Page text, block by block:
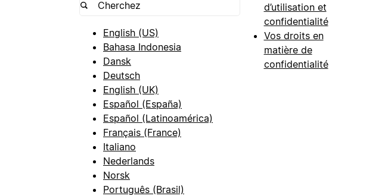
English (US)
Bahasa Indonesia
Dansk
Deutsch
English (UK)
Español (España)
Español (Latinoamérica)
Français (France)
Italiano
Nederlands
Norsk
Português (Brasil)
d’utilisation et
confidentialité
Vos droits en
matière de
confidentialité